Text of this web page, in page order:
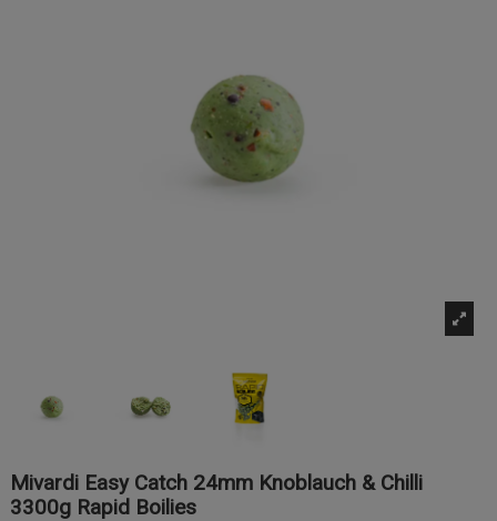
Mivardi Easy Catch 24mm Knoblauch & Chilli
3300g Rapid Boilies